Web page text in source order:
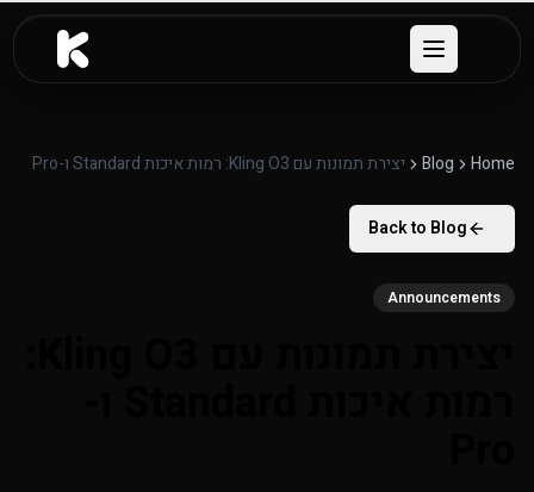
דלג לתוכן העיקרי
Open menu
Home
Blog יצירת תמונות עם Kling O3: רמות איכות Standard ו-Pro
Back to Blog
Announcements